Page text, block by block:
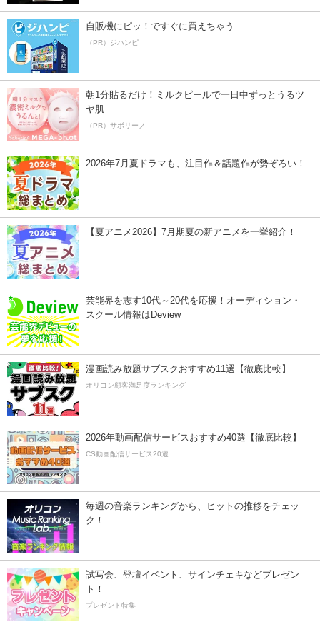
自販機にピッ！ですぐに買えちゃう
（PR）ジハンピ
朝1分貼るだけ！ミルクピールで一日中ずっとうるツ
ヤ肌
（PR）サボリーノ
2026年7月夏ドラマも、注目作＆話題作が勢ぞろい！
【夏アニメ2026】7月期夏の新アニメを一挙紹介！
芸能界を志す10代～20代を応援！オーディション・
スクール情報はDeview
漫画読み放題サブスクおすすめ11選【徹底比較】
オリコン顧客満足度ランキング
2026年動画配信サービスおすすめ40選【徹底比較】
CS動画配信サービス20選
毎週の音楽ランキングから、ヒットの推移をチェッ
ク！
試写会、登壇イベント、サインチェキなどプレゼン
ト！
プレゼント特集